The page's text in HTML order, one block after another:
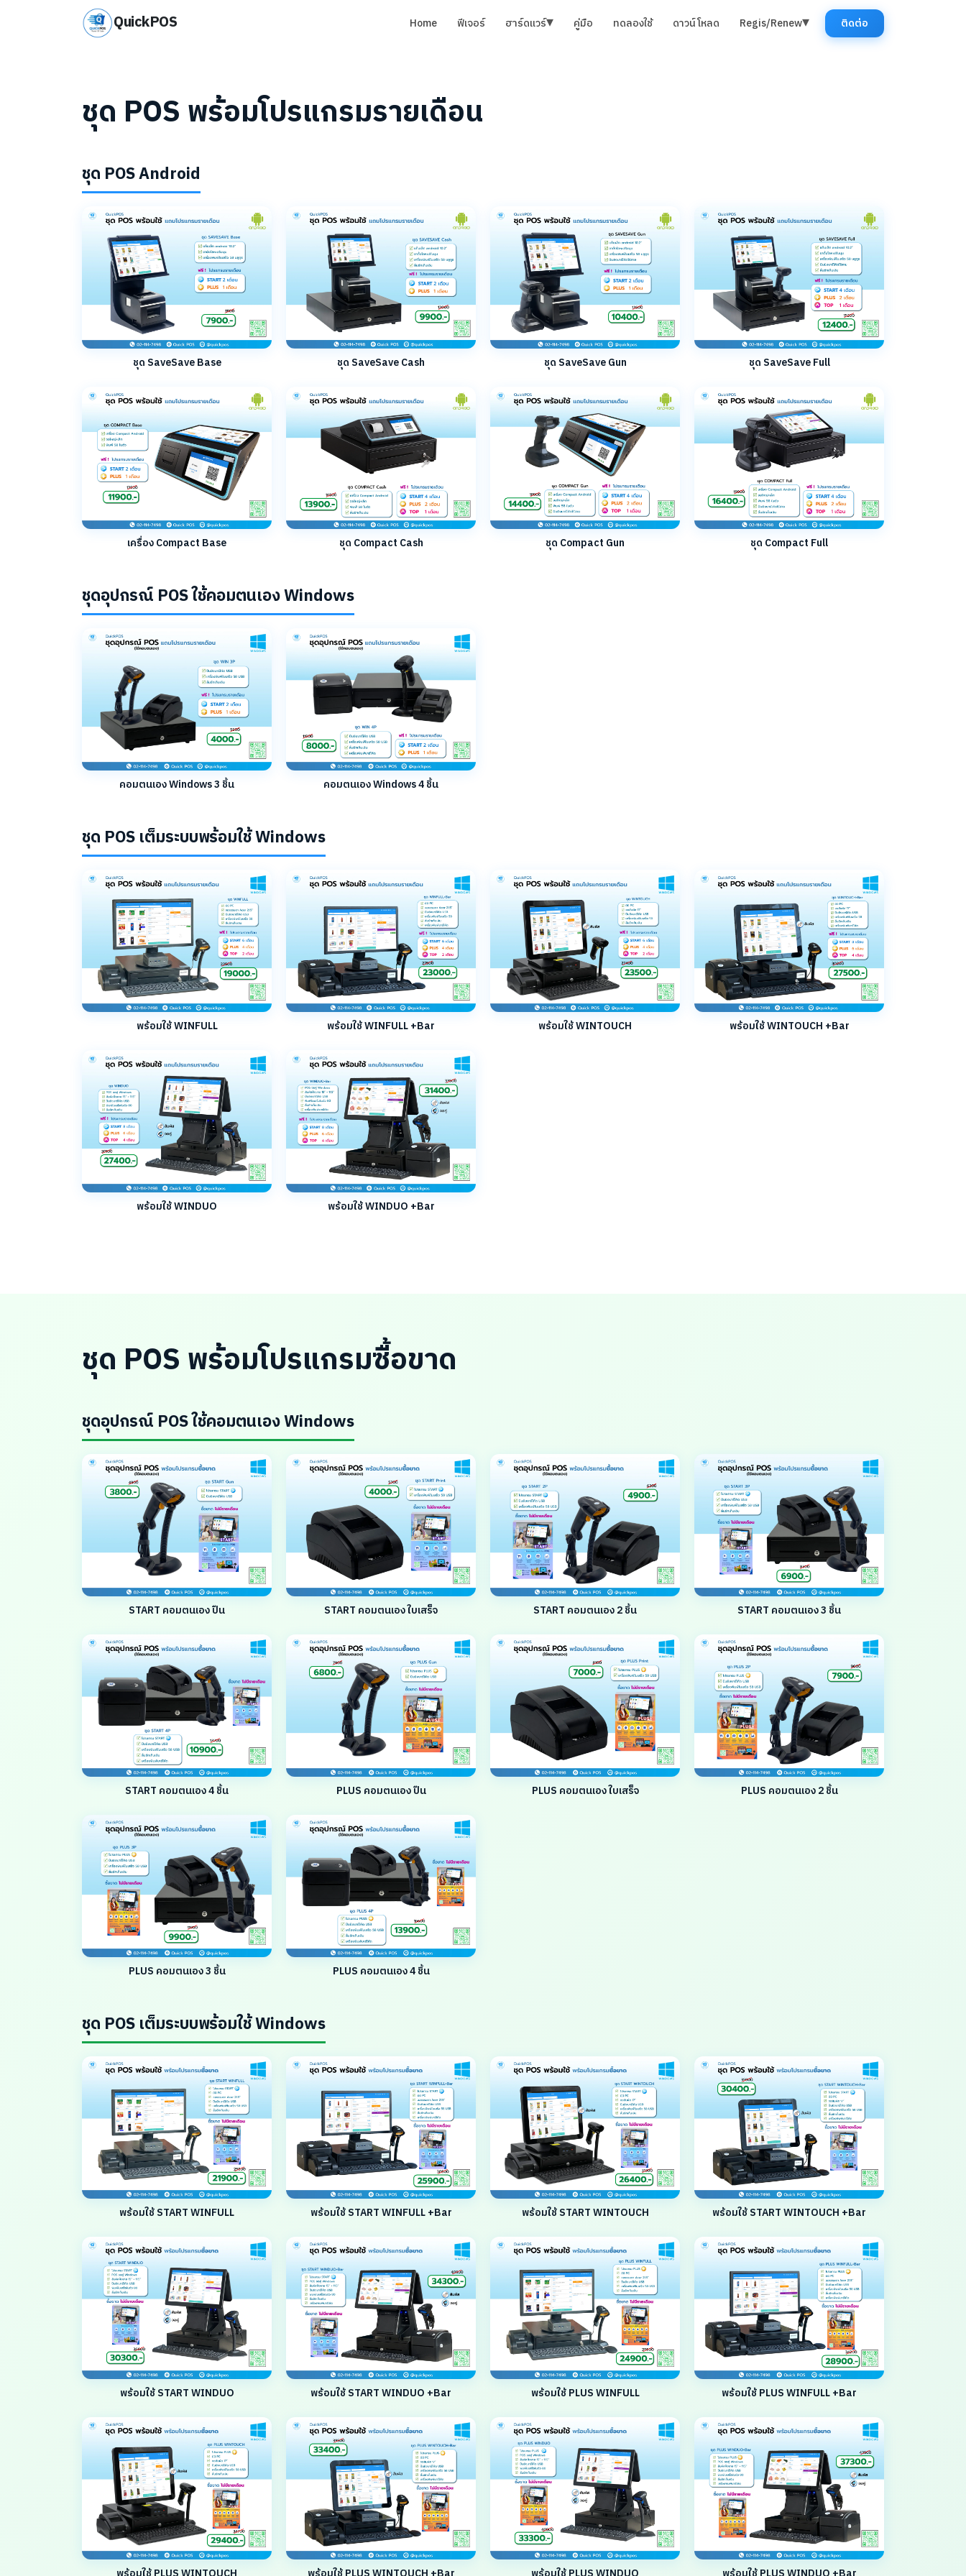
QuickPOS Home ฟีเจอร์ ฮาร์ดแวร์▾ คู่มือ ทดลองใช้ ดาวน์โหลด Regis/Renew▾ ติดต่อ
ชุด POS พร้อมโปรแกรมรายเดือน
ชุด POS Android
ชุด SaveSave Base ชุด SaveSave Cash ชุด SaveSave Gun ชุด SaveSave Full
เครื่อง Compact Base ชุด Compact Cash ชุด Compact Gun ชุด Compact Full
ชุดอุปกรณ์ POS ใช้คอมตนเอง Windows
คอมตนเอง Windows 3 ชิ้น คอมตนเอง Windows 4 ชิ้น
ชุด POS เต็มระบบพร้อมใช้ Windows
พร้อมใช้ WINFULL พร้อมใช้ WINFULL +Bar พร้อมใช้ WINTOUCH พร้อมใช้ WINTOUCH +Bar
พร้อมใช้ WINDUO พร้อมใช้ WINDUO +Bar
ชุด POS พร้อมโปรแกรมซื้อขาด
ชุดอุปกรณ์ POS ใช้คอมตนเอง Windows
START คอมตนเอง ปืน START คอมตนเอง ใบเสร็จ START คอมตนเอง 2 ชิ้น START คอมตนเอง 3 ชิ้น
START คอมตนเอง 4 ชิ้น PLUS คอมตนเอง ปืน PLUS คอมตนเอง ใบเสร็จ PLUS คอมตนเอง 2 ชิ้น
PLUS คอมตนเอง 3 ชิ้น PLUS คอมตนเอง 4 ชิ้น
ชุด POS เต็มระบบพร้อมใช้ Windows
พร้อมใช้ START WINFULL พร้อมใช้ START WINFULL +Bar พร้อมใช้ START WINTOUCH พร้อมใช้ START WINTOUCH +Bar
พร้อมใช้ START WINDUO พร้อมใช้ START WINDUO +Bar พร้อมใช้ PLUS WINFULL พร้อมใช้ PLUS WINFULL +Bar